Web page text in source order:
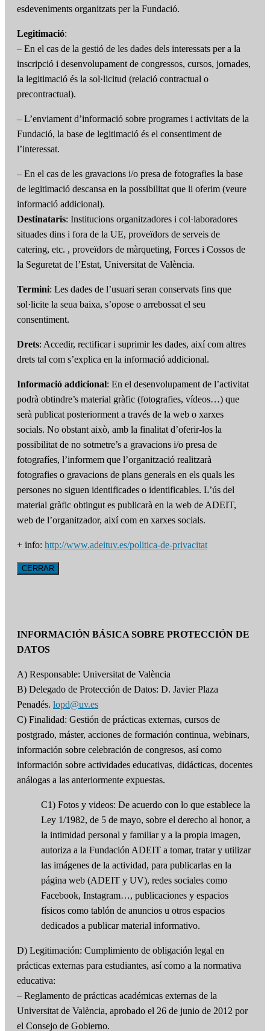
esdeveniments organitzats per la Fundació.
Legitimació:
– En el cas de la gestió de les dades dels interessats per a la
inscripció i desenvolupament de congressos, cursos, jornades,
la legitimació és la sol·licitud (relació contractual o
precontractual).
– L’enviament d’informació sobre programes i activitats de la
Fundació, la base de legitimació és el consentiment de
l’interessat.
– En el cas de les gravacions i/o presa de fotografies la base
de legitimació descansa en la possibilitat que li oferim (veure
informació addicional).
Destinataris: Institucions organitzadores i col·laboradores
situades dins i fora de la UE, proveïdors de serveis de
catering, etc. , proveïdors de màrqueting, Forces i Cossos de
la Seguretat de l’Estat, Universitat de València.
Termini: Les dades de l’usuari seran conservats fins que
sol·licite la seua baixa, s’opose o arrebossat el seu
consentiment.
Drets: Accedir, rectificar i suprimir les dades, així com altres
drets tal com s’explica en la informació addicional.
Informació addicional: En el desenvolupament de l’activitat
podrà obtindre’s material gràfic (fotografies, vídeos…) que
serà publicat posteriorment a través de la web o xarxes
socials. No obstant això, amb la finalitat d’oferir-los la
possibilitat de no sotmetre’s a gravacions i/o presa de
fotografíes, l’informem que l’organització realitzarà
fotografies o gravacions de plans generals en els quals les
persones no siguen identificades o identificables. L’ús del
material gràfic obtingut es publicarà en la web de ADEIT,
web de l’organitzador, així com en xarxes socials.
+ info: http://www.adeituv.es/politica-de-privacitat
CERRAR
INFORMACIÓN BÁSICA SOBRE PROTECCIÓN DE
DATOS
A) Responsable: Universitat de València
B) Delegado de Protección de Datos: D. Javier Plaza
Penadés. lopd@uv.es
C) Finalidad: Gestión de prácticas externas, cursos de
postgrado, máster, acciones de formación continua, webinars,
información sobre celebración de congresos, así como
información sobre actividades educativas, didácticas, docentes
análogas a las anteriormente expuestas.
C1) Fotos y videos: De acuerdo con lo que establece la
Ley 1/1982, de 5 de mayo, sobre el derecho al honor, a
la intimidad personal y familiar y a la propia imagen,
autoriza a la Fundación ADEIT a tomar, tratar y utilizar
las imágenes de la actividad, para publicarlas en la
página web (ADEIT y UV), redes sociales como
Facebook, Instagram…, publicaciones y espacios
físicos como tablón de anuncios u otros espacios
dedicados a publicar material informativo.
D) Legitimación: Cumplimiento de obligación legal en
prácticas externas para estudiantes, así como a la normativa
educativa:
– Reglamento de prácticas académicas externas de la
Universitat de València, aprobado el 26 de junio de 2012 por
el Consejo de Gobierno.